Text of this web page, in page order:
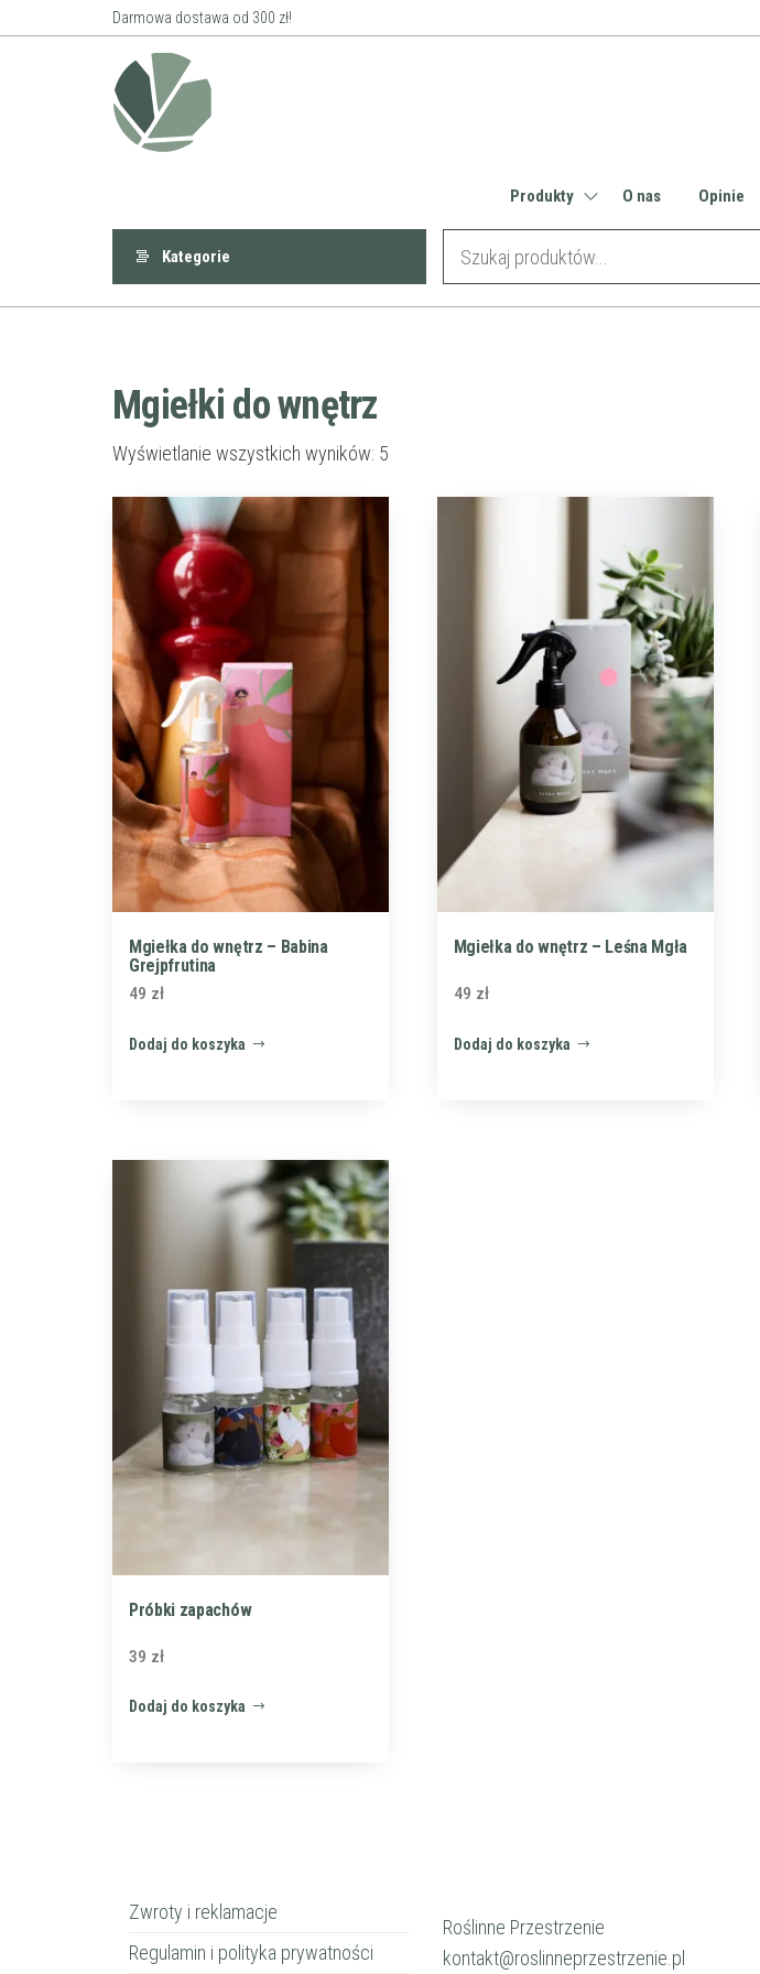
Darmowa dostawa od 300 zł!
Produkty O nas Opinie
Kategorie
Mgiełki do wnętrz
Wyświetlanie wszystkich wyników: 5
Mgiełka do wnętrz – Babina
Grejpfrutina
49 zł
Dodaj do koszyka
Mgiełka do wnętrz – Leśna Mgła
49 zł
Dodaj do koszyka
Próbki zapachów
39 zł
Dodaj do koszyka
Zwroty i reklamacje
Regulamin i polityka prywatności
Roślinne Przestrzenie
kontakt@roslinneprzestrzenie.pl